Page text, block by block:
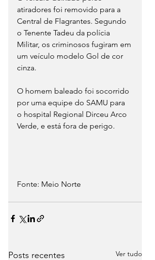
atiradores foi removido para a
Central de Flagrantes. Segundo
o Tenente Tadeu da polícia
Militar, os criminosos fugiram em
um veículo modelo Gol de cor
cinza.
O homem baleado foi socorrido
por uma equipe do SAMU para
o hospital Regional Dirceu Arco
Verde, e está fora de perigo.
Fonte: Meio Norte
Posts recentes Ver tudo